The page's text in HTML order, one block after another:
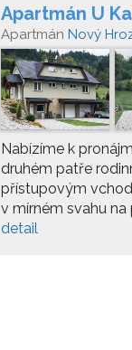
Apartmán U
Apartmán Nový
Hrozenkov 903
Nabízíme k
druhém patře
přístupovým
v mírném svahu na
detail